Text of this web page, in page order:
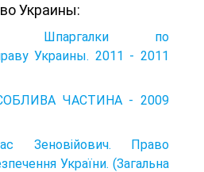
Украины:
Шпаргалки по
Украины. 2011 - 2011
ЧАСТИНА - 2009
Зеновійович. Право
України. (Загальна